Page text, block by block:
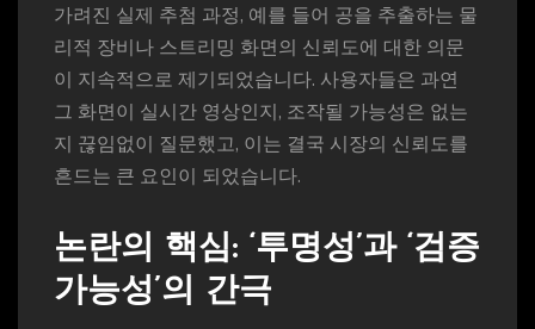
가려진 실제 추첨 과정, 예를 들어 공을 추출하는 물
리적 장비나 스트리밍 화면의 신뢰도에 대한 의문
이 지속적으로 제기되었습니다. 사용자들은 과연
그 화면이 실시간 영상인지, 조작될 가능성은 없는
지 끊임없이 질문했고, 이는 결국 시장의 신뢰도를
흔드는 큰 요인이 되었습니다.
논란의 핵심: ‘투명성’과 ‘검증
가능성’의 간극